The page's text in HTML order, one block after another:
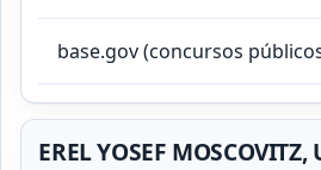
base.gov (concursos
EREL YOSEF MOSCOVITZ,